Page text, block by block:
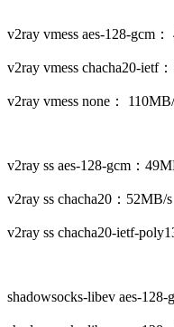
v2ray vmess aes-128-gcm
v2ray vmess chacha20-ietf
v2ray vmess none：
v2ray ss aes-128-gcm：
v2ray ss chacha20：52MB/s
v2ray ss chacha20-ietf-
shadowsocks-libev aes-